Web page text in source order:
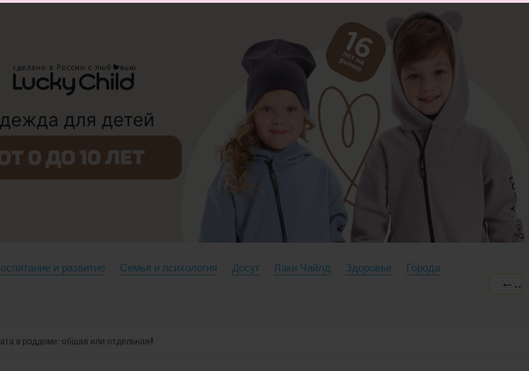
и развитие Семья и психология Досуг Лаки Чайлд Здоровье Города
←
в роддоме: общая или отдельная?